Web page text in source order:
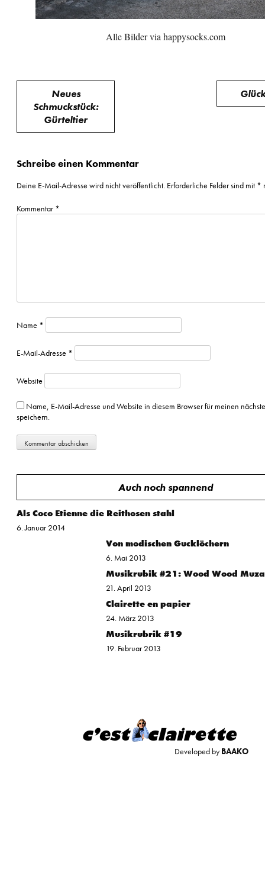
Alle Bilder via happysocks.com
Beitragsnavigation
Neues
Schmuckstück:
Gürteltier
Schreibe einen Kommentar
Deine E-Mail-Adresse wird nicht veröffentlicht. Erforderliche Felder sind mit *
Kommentar *
Name *
E-Mail-Adresse *
Website
Name, E-Mail-Adresse und Website in diesem Browser für meinen
speichern.
Auch noch spannend
Als Coco Etienne die Reithosen stahl
6. Januar 2014
Von modischen Gucklöchern
6. Mai 2013
Musikrubik #21: Wood Wood
21. April 2013
Clairette en papier
24. März 2013
Musikrubrik #19
19. Februar 2013
Developed byBAAKO